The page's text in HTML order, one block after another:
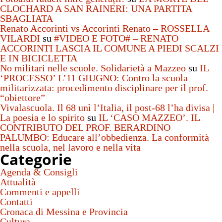
CLOCHARD A SAN RAINERI: UNA PARTITA
SBAGLIATA
Renato Accorinti vs Accorinti Renato – ROSSELLA
VILARDI su #VIDEO E FOTO# – RENATO
ACCORINTI LASCIA IL COMUNE A PIEDI SCALZI
E IN BICICLETTA
No militari nelle scuole. Solidarietà a Mazzeo su IL
‘PROCESSO’ L’11 GIUGNO: Contro la scuola
militarizzata: procedimento disciplinare per il prof.
“obiettore”
Vivalascuola. Il 68 unì l’Italia, il post-68 l’ha divisa |
La poesia e lo spirito su IL ‘CASO MAZZEO’. IL
CONTRIBUTO DEL PROF. BERARDINO
PALUMBO: Educare all’obbedienza. La conformità
nella scuola, nel lavoro e nella vita
Categorie
Agenda & Consigli
Attualità
Commenti e appelli
Contatti
Cronaca di Messina e Provincia